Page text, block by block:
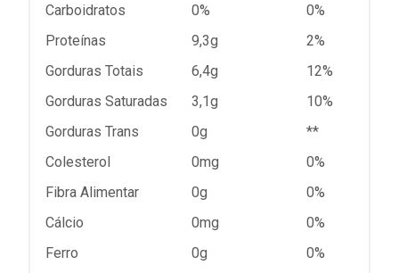
Carboidratos
0%
0%
Proteínas
9,3g
2%
Gorduras Totais
6,4g
12%
Gorduras Saturadas
3,1g
10%
Gorduras Trans
0g
**
Colesterol
0mg
0%
Fibra Alimentar
0g
0%
Cálcio
0mg
0%
Ferro
0g
0%